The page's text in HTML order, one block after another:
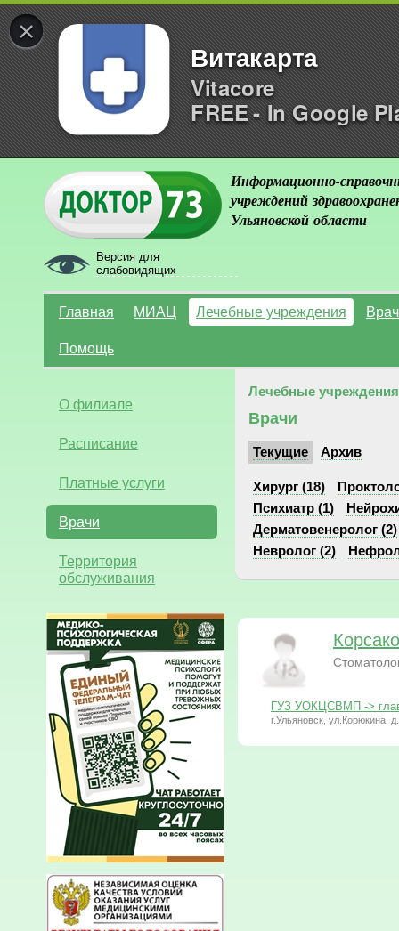
×
Витакарта
Vitacore
FREE - In Google
Версия для
слабовидящих
Информационно-
учреждений
Ульяновской области
Главная МИАЦ Лечебные учреждения
Помощь
О филиале
Расписание
Платные услуги
Врачи
Территория
обслуживания
Лечебные учреждения
Врачи
Текущие Архив
Хирург (18)
Психиатр (1)
Дерматовенеролог (2)
Невролог (2)
ГУЗ УОКЦСВМП ->
г.Ульяновск, ул.Корюкина,